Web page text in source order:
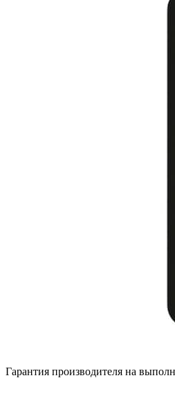
Гарантия производителя на